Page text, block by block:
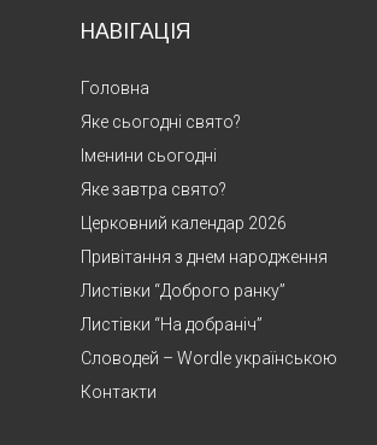
НАВІГАЦІЯ
Головна
Яке сьогодні свято?
Іменини сьогодні
Яке завтра свято?
Церковний календар 2026
Привітання з днем народження
Листівки “Доброго ранку”
Листівки “На добраніч”
Словодей – Wordle українською
Контакти